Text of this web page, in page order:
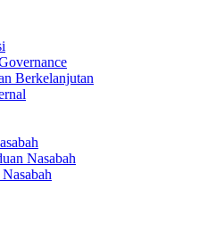
Berkelanjutan
Nasabah